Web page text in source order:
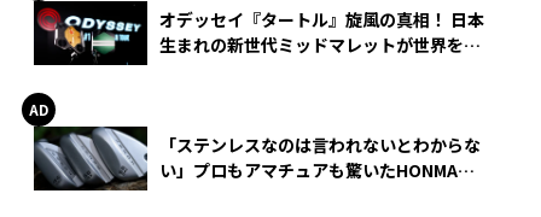
オデッセイ『タートル』旋風の真相！ 日本
生まれの新世代ミッドマレットが世界を席
「ステンレスなのは言われないとわからな
い」プロもアマチュアも驚いたHONMA